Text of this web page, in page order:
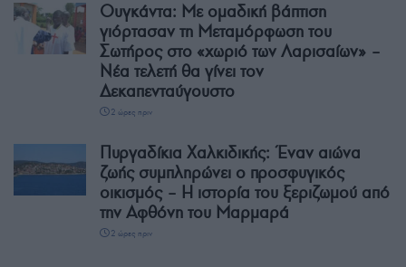
Ουγκάντα: Με ομαδική βάπτιση
γιόρτασαν τη Μεταμόρφωση του
Σωτήρος στο «χωριό των Λαρισαίων» –
Νέα τελετή θα γίνει τον
Δεκαπενταύγουστο
2 ώρες πριν
Πυργαδίκια Χαλκιδικής: Έναν αιώνα
ζωής συμπληρώνει ο προσφυγικός
οικισμός – Η ιστορία του ξεριζωμού από
την Αφθόνη του Μαρμαρά
2 ώρες πριν